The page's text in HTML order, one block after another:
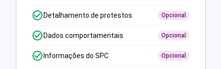
Detalhamento de protestos Opcional
Dados comportamentais Opcional
Informações do SPC Opcional